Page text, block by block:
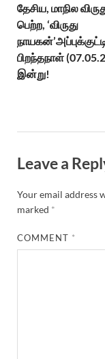
தேசிய, மாநில
பெற்ற, ‘விருது
பிறந்தநாள்
இன்று!
Leave a
Your email address
marked *
COMMENT *